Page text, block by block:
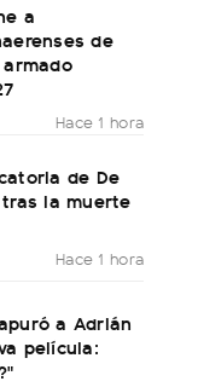
a
de
Hace 1 hora
de De
la muerte
Hace 1 hora
a Adrián
película: